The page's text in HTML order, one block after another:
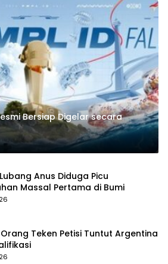
Bersiap Digelar secara
Anus Diduga Picu
Massal Pertama di Bumi
Teken Petisi Tuntut Argentina